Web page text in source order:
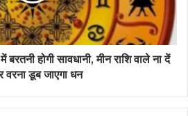
बरतनी होगी सावधानी, मीन राशि वाले ना दें
वरना डूब जाएगा धन